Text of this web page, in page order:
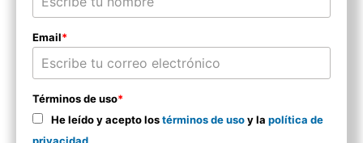
Email*
Términos de uso*
He leído y acepto lostérminos de usoy la política de
privacidad